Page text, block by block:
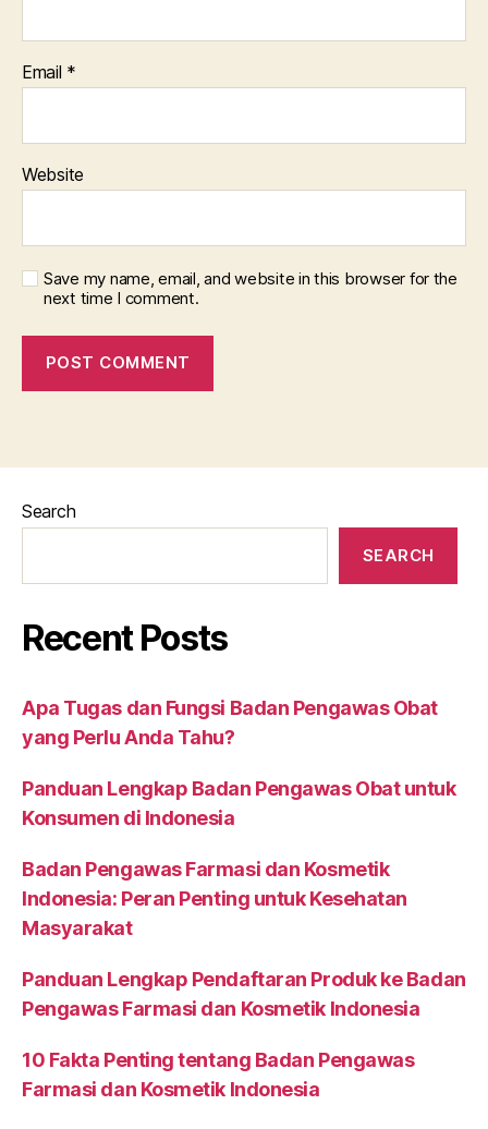
Email *
Website
Save my name, email, and website in this browser for the
next time I comment.
Search
SEARCH
Recent Posts
Apa Tugas dan Fungsi Badan Pengawas Obat
yang Perlu Anda Tahu?
Panduan Lengkap Badan Pengawas Obat untuk
Konsumen di Indonesia
Badan Pengawas Farmasi dan Kosmetik
Indonesia: Peran Penting untuk Kesehatan
Masyarakat
Panduan Lengkap Pendaftaran Produk ke Badan
Pengawas Farmasi dan Kosmetik Indonesia
10 Fakta Penting tentang Badan Pengawas
Farmasi dan Kosmetik Indonesia